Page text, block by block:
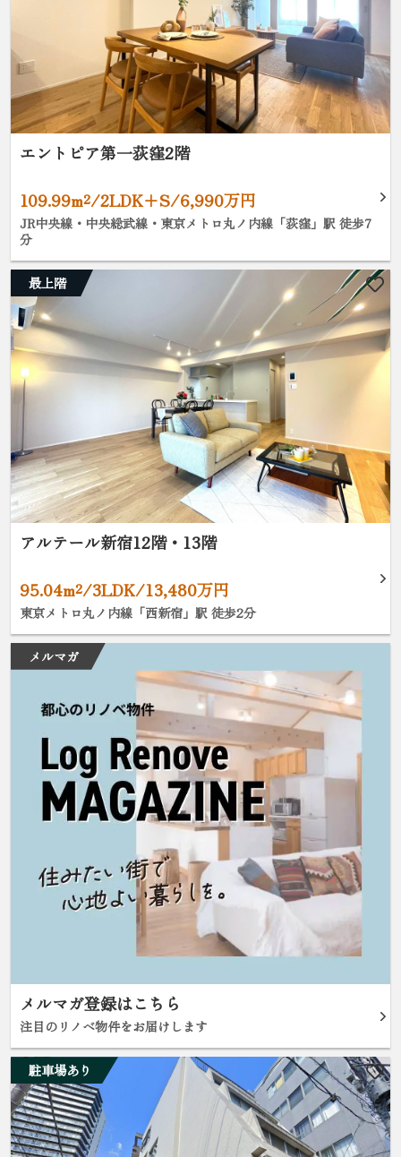
エントピア第一荻窪2階
109.99m²/2LDK+S/6,990万円
JR中央線・中央総武線・東京メトロ丸ノ内線「荻窪」駅 徒歩7
分
最上階
アルテール新宿12階・13階
95.04m²/3LDK/13,480万円
東京メトロ丸ノ内線「西新宿」駅 徒歩2分
メルマガ
メルマガ登録はこちら
注目のリノベ物件をお届けします
駐車場あり